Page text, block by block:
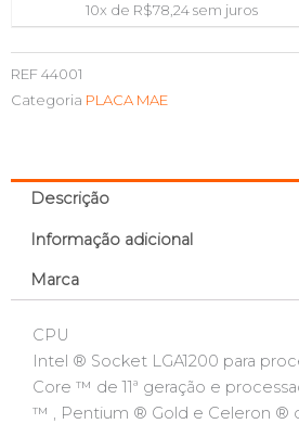
10x de R$78,24sem juros
REF44001
Categoria PLACA MAE
Descrição
Informação adicional
Marca
CPU
Intel ® Socket LGA1200 para
Core ™ de 11ª geração e
™ , Pentium ® Gold e Celeron ®